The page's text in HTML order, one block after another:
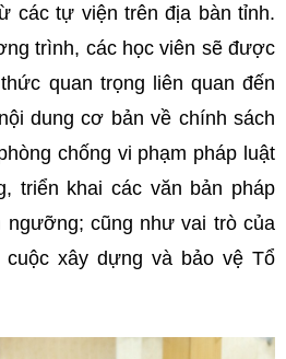
các tự viện trên địa bàn tỉnh.
trình, các học viên sẽ được
quan trọng liên quan đến
dung cơ bản về chính sách
chống vi phạm pháp luật
triển khai các văn bản pháp
ngưỡng; cũng như vai trò của
cuộc xây dựng và bảo vệ Tổ